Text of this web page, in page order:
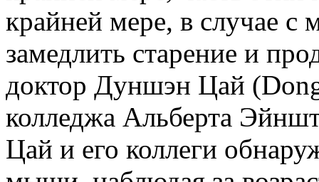
крайней мере, в случае
замедлить старение и
доктор Дуншэн Цай
колледжа Альберта
Цай и его коллеги